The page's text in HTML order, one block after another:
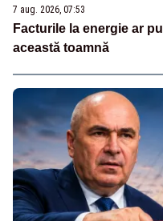
7 aug. 2026, 07:53
Facturile la energie ar
această toamnă